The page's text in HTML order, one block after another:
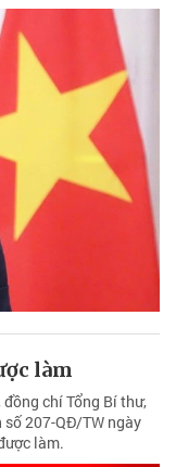
làm
chí Tổng Bí thư,
số 207-QĐ/TW ngày
làm.